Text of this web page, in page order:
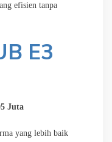
efisien tanpa
E3
Juta
yang lebih baik